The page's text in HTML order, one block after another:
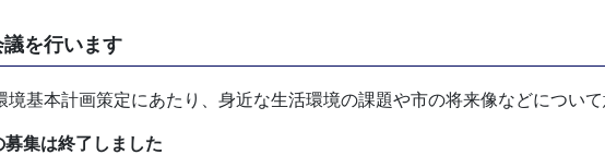
を行います
基本計画策定にあたり、身近な生活環境の課題や市の将来像などについ
集は終了しました